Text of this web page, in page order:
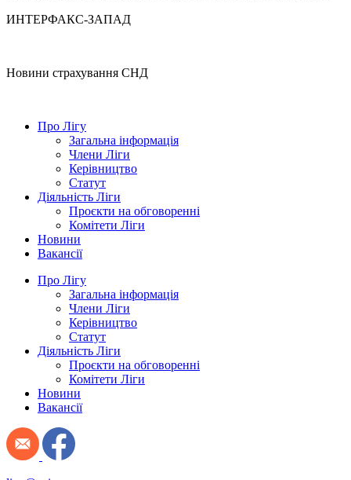
ИНТЕРФАКС-ЗАПАД
Новини страхування СНД
Про Лігу
Загальна інформація
Члени Ліги
Керівництво
Статут
Діяльність Ліги
Проєкти на обговоренні
Комітети Ліги
Новини
Вакансії
Про Лігу
Загальна інформація
Члени Ліги
Керівництво
Статут
Діяльність Ліги
Проєкти на обговоренні
Комітети Ліги
Новини
Вакансії